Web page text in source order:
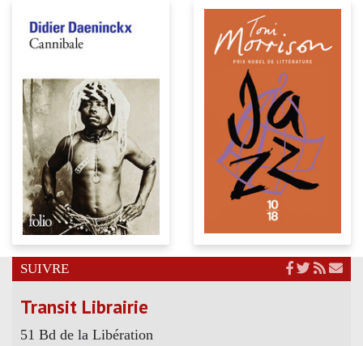
SUIVRE
Transit Librairie
51 Bd de la Libération